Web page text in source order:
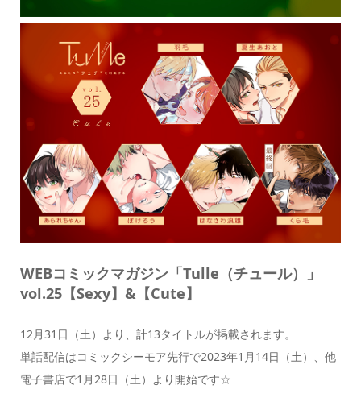
WEBコミックマガジン「Tulle（チュール）」
vol.25【Sexy】&【Cute】
12月31日（土）より、計13タイトルが掲載されます。
単話配信はコミックシーモア先行で2023年1月14日（土）、他
電子書店で1月28日（土）より開始です☆